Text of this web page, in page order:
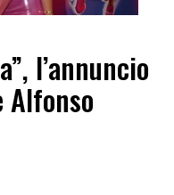
l’annuncio